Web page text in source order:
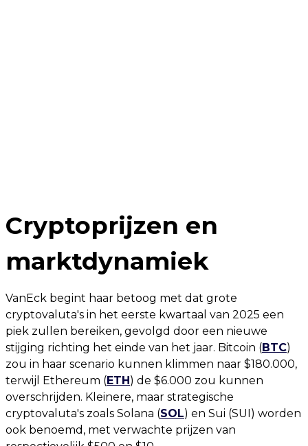
Cryptoprijzen en
marktdynamiek
VanEck begint haar betoog met dat grote
cryptovaluta's in het eerste kwartaal van 2025 een
piek zullen bereiken, gevolgd door een nieuwe
stijging richting het einde van het jaar. Bitcoin (BTC)
zou in haar scenario kunnen klimmen naar $180.000,
terwijl Ethereum (ETH) de $6.000 zou kunnen
overschrijden. Kleinere, maar strategische
cryptovaluta's zoals Solana (SOL) en Sui (SUI) worden
ook benoemd, met verwachte prijzen van